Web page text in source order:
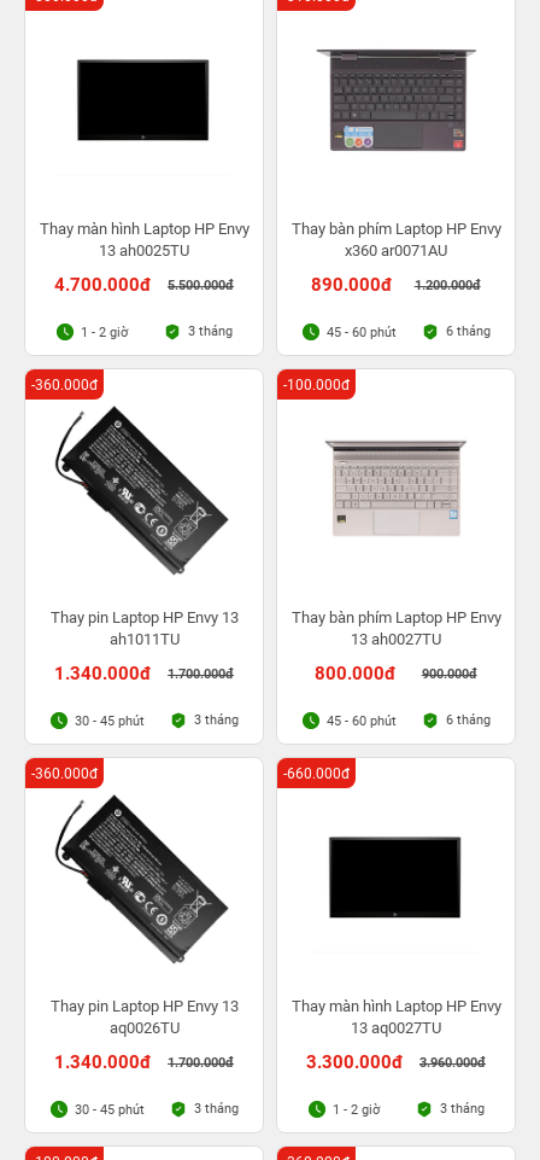
Thay màn hình Laptop HP Envy
13 ah0025TU
4.700.000đ 5.500.000đ
1 - 2 giờ 3 tháng
Thay bàn phím Laptop HP Envy
x360 ar0071AU
890.000đ 1.200.000đ
45 - 60 phút 6 tháng
Thay pin Laptop HP Envy 13
ah1011TU
1.340.000đ 1.700.000đ
-360.000đ
30 - 45 phút 3 tháng
Thay bàn phím Laptop HP Envy
13 ah0027TU
800.000đ 900.000đ
-100.000đ
45 - 60 phút 6 tháng
Thay pin Laptop HP Envy 13
aq0026TU
1.340.000đ 1.700.000đ
-360.000đ
30 - 45 phút 3 tháng
Thay màn hình Laptop HP Envy
13 aq0027TU
3.300.000đ 3.960.000đ
-660.000đ
1 - 2 giờ 3 tháng